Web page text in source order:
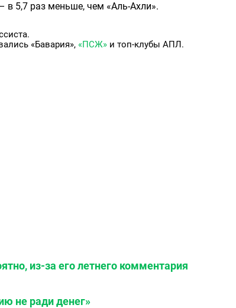
в 5,7 раз меньше, чем «Аль-Ахли».
«Бавария», «ПСЖ» и топ-клубы АПЛ.
из-за его летнего комментария
не ради денег»